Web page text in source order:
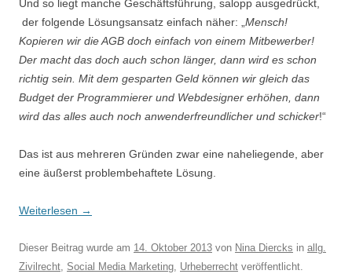
Und so liegt manche Geschäftsführung, salopp ausgedrückt,
der folgende Lösungsansatz einfach näher: „ Mensch!
Kopieren wir die AGB doch einfach von einem Mitbewerber!
Der macht das doch auch schon länger, dann wird es schon
richtig sein. Mit dem gesparten Geld können wir gleich das
Budget der Programmierer und Webdesigner erhöhen, dann
wird das alles auch noch anwenderfreundlicher und schicker!“
Das ist aus mehreren Gründen zwar eine naheliegende, aber
eine äußerst problembehaftete Lösung.
Weiterlesen →
Dieser Beitrag wurde am 14. Oktober 2013 von Nina Diercks in allg.
Zivilrecht, Social Media Marketing, Urheberrecht veröffentlicht.